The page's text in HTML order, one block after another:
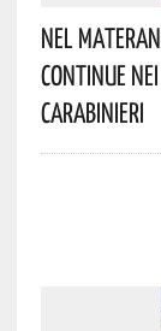
Nel
Continue
Carabinieri